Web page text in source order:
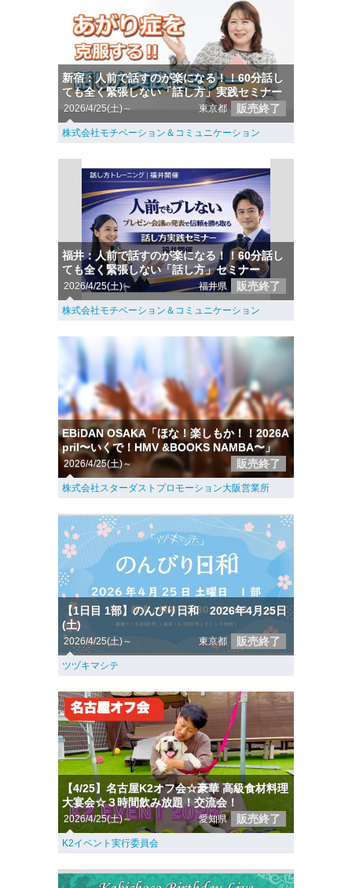
新宿：人前で話すのが楽になる！！60分話し
ても全く緊張しない「話し方」実践セミナー
2026/4/25(土)～ 東京都 販売終了
株式会社モチベーション＆コミュニケーション
福井：人前で話すのが楽になる！！60分話し
ても全く緊張しない「話し方」セミナー
2026/4/25(土)～ 福井県 販売終了
株式会社モチベーション＆コミュニケーション
EBiDAN OSAKA「ほな！楽しもか！！2026A
pril〜いくで！HMV &BOOKS NAMBA〜」
2026/4/25(土)～ 販売終了
株式会社スターダストプロモーション大阪営業所
【1日目 1部】のんびり日和 2026年4月25日
(土)
2026/4/25(土)～ 東京都 販売終了
ツヅキマシテ
【4/25】名古屋K2オフ会☆豪華 高級食材料理
大宴会☆３時間飲み放題！交流会！
2026/4/25(土)～ 愛知県 販売終了
K2イベント実行委員会